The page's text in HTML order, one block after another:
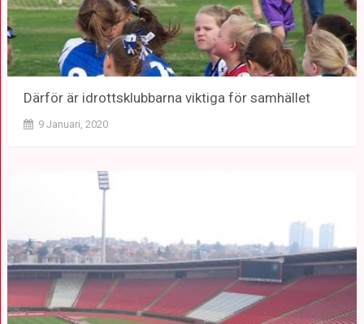
Därför är idrottsklubbarna viktiga för samhället
9 Januari, 2020